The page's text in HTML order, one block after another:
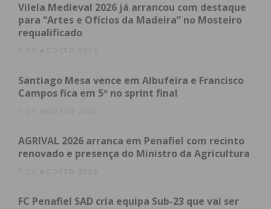
As finais do torneio, foram transmitidas pelo Jornal
IMEDIATO e os resultados foram os seguintes:
Sub 15 – SC Freamunde 1 – Marco 09 0
Sub 11 – SC Freamunde 1 – Vitória SC 2
Vilela Medieval 2026 já arrancou com destaque
para “Artes e Ofícios da Madeira” no Mosteiro
requalificado
7 DE AGOSTO 2026
Santiago Mesa vence em Albufeira e Francisco
Campos fica em 5º no sprint final
7 DE AGOSTO 2026
AGRIVAL 2026 arranca em Penafiel com recinto
renovado e presença do Ministro da Agricultura
7 DE AGOSTO 2026
FC Penafiel SAD cria equipa Sub-23 que vai ser